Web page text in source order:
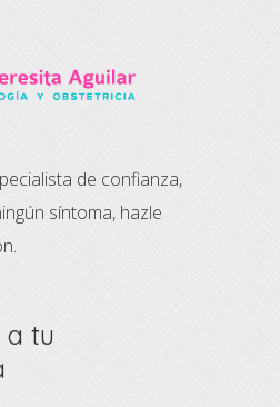
de confianza,
síntoma, hazle
a tu